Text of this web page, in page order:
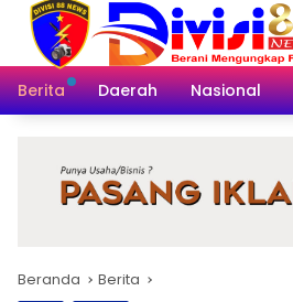
Langsung
konten
Berita
Daerah Nasional
Beranda Berita